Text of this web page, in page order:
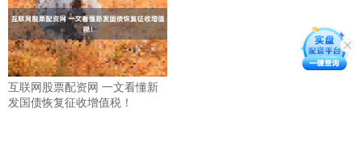
互联网股票配资网 一文看懂新
发国债恢复征收增值税！